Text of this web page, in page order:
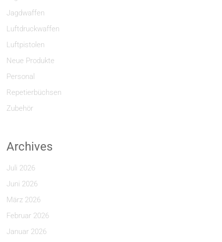
Jagdwaffen
Luftdruckwaffen
Luftpistolen
Neue Produkte
Personal
Repetierbüchsen
Zubehör
Archives
Juli 2026
Juni 2026
März 2026
Februar 2026
Januar 2026